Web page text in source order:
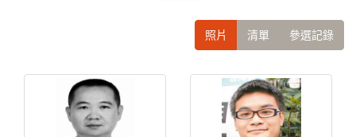
照片 清單 參選記錄